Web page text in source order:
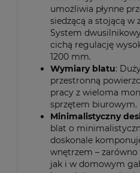
umożliwia płynne
siedzącą a stojącą w
System
cichą regulację
1200 mm.
Wymiary blatu:
przestronną
pracy z wieloma
sprzętem biurowym.
Minimalistyczny
blat o
doskonale
wnętrzem –
jak i w domowym